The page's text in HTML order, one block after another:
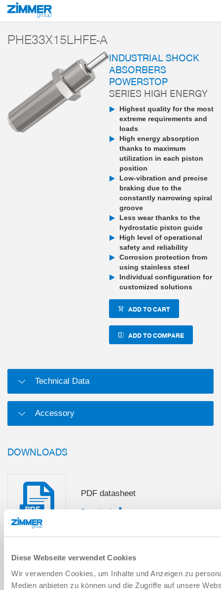
Diese Webseite verwendet Cookies
Wir verwenden Cookies, um Inhalte und Anzeigen zu
Medien anbieten zu können und die Zugriffe auf unsere
Start Products
PHE33X15LHFE-A
INDUSTRIAL SHOCK
ABSORBERS
POWERSTOP
SERIES HIGH ENERGY
Highest quality for the most
extreme requirements and
loads
High energy absorption
thanks to maximum
utilization in each piston
position
Low-vibration and precise
braking due to the
constantly narrowing spiral
groove
Less wear thanks to the
hydrostatic piston guide
High level of operational
safety and reliability
Corrosion protection from
using stainless steel
Individual configuration for
customized solutions
ADD TO CART
ADD TO COMPARE
Technical Data
Accessory
DOWNLOADS
PDF datasheet
Download
instructions